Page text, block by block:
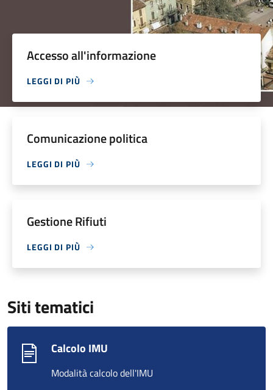
Accesso all'informazione
LEGGI DI PIÙ
Comunicazione politica
LEGGI DI PIÙ
Gestione Rifiuti
LEGGI DI PIÙ
Siti tematici
Calcolo IMU
Modalità calcolo dell'IMU